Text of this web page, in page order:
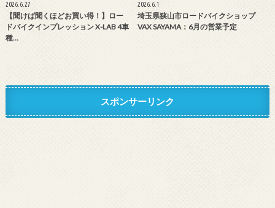
2026.6.27
【聞けば聞くほどお買い得！】ロー
ドバイクインプレッション X-LAB 4車
種…
2026.6.1
埼玉県狭山市ロードバイクショップ
VAX SAYAMA：6月の営業予定
スポンサーリンク